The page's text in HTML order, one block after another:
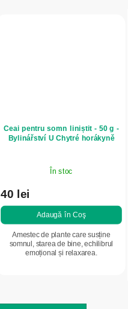
Ceai pentru somn liniștit - 50 g -
Bylinářství U Chytré horákyně
În stoc
40 lei
Adaugă în Coş
Amestec de plante care susține
somnul, starea de bine, echilibrul
emoțional și relaxarea.